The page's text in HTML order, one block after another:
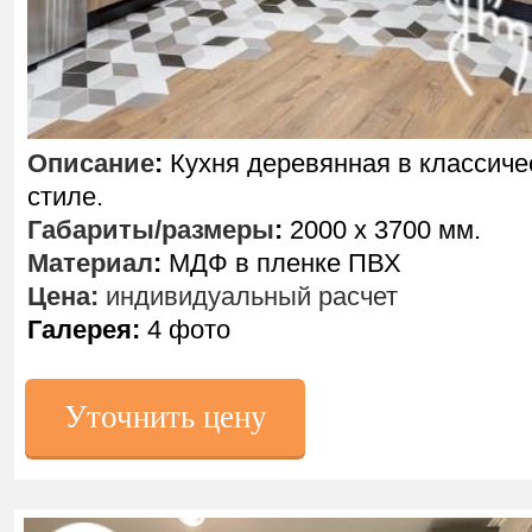
Уточнить цену
Описание: Кухня деревянная в
стиле.
Габариты/размеры: 2000 х 3700 мм.
Материал: МДФ в пленке ПВХ
Цена: индивидуальный расчет
Галерея: 4 фото